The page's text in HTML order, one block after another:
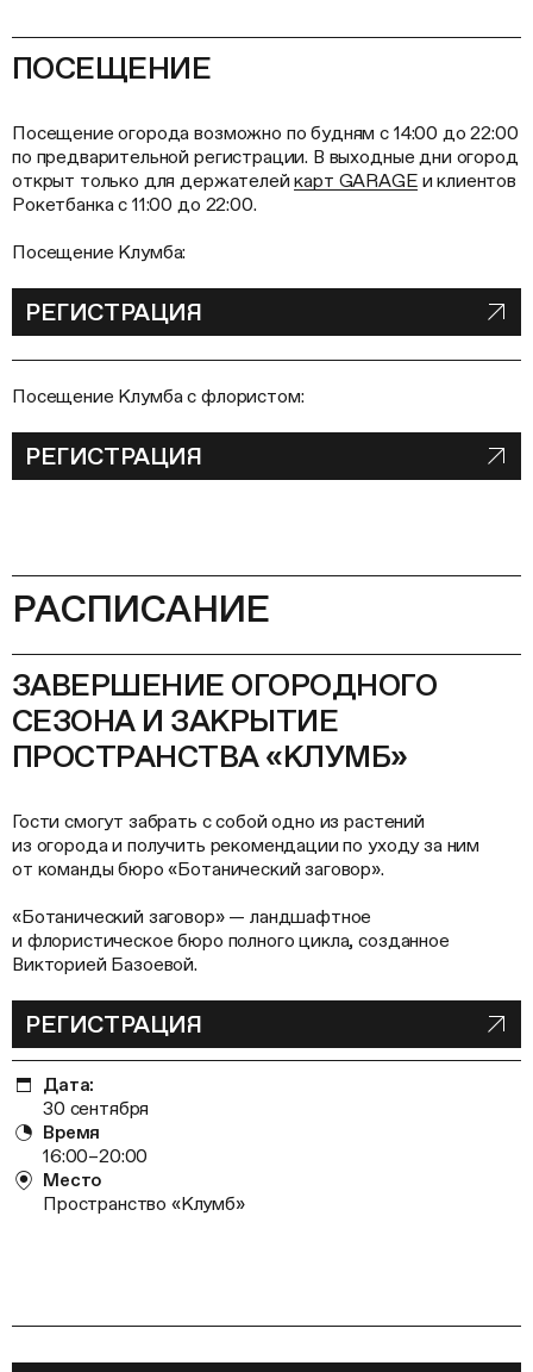
ПОСЕЩЕНИЕ
Посещение огорода возможно по будням с 14:00 до 22:00
по предварительной регистрации. В выходные дни огород
открыт только для держателейкарт GARAGEи клиентов
Рокетбанка с 11:00 до 22:00.
Посещение Клумба:
РЕГИСТРАЦИЯ
Посещение Клумба с флористом:
РЕГИСТРАЦИЯ
РАСПИСАНИЕ
ЗАВЕРШЕНИЕ ОГОРОДНОГО
СЕЗОНА И ЗАКРЫТИЕ
ПРОСТРАНСТВА «КЛУМБ»
Гости смогут забрать с собой одно из растений
из огорода и получить рекомендации по уходу за ним
от команды бюро «Ботанический заговор».
«Ботанический заговор» — ландшафтное
и флористическое бюро полного цикла, созданное
Викторией Базоевой.
РЕГИСТРАЦИЯ
Дата:
30 сентября
Время
​​16:00–20:00
Место
Пространство «Клумб»
БЕСЕДА САШИ ВОЛОДИНОЙ